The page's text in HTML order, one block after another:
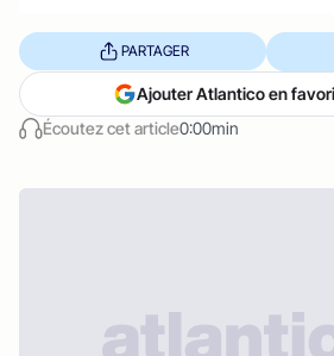
Écoutez cet article0:00min
PARTAGER
Ajouter Atlantico en